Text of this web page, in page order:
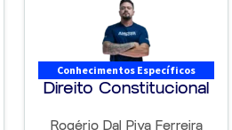
Conhecimentos Específicos
Direito Constitucional
Rogério Dal Piva Ferreira